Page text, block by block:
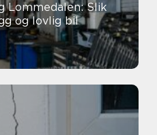
Lommedalen: Slik
og lovlig bil